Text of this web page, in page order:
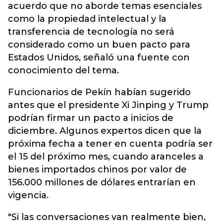
acuerdo que no aborde temas esenciales
como la propiedad intelectual y la
transferencia de tecnología no será
considerado como un buen pacto para
Estados Unidos, señaló una fuente con
conocimiento del tema.
Funcionarios de Pekín habían sugerido
antes que el presidente Xi Jinping y Trump
podrían firmar un pacto a inicios de
diciembre. Algunos expertos dicen que la
próxima fecha a tener en cuenta podría ser
el 15 del próximo mes, cuando aranceles a
bienes importados chinos por valor de
156.000 millones de dólares entrarían en
vigencia.
"Si las conversaciones van realmente bien,